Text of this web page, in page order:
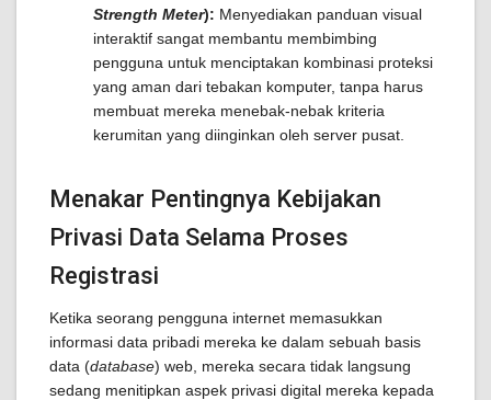
Strength Meter): Menyediakan panduan visual
interaktif sangat membantu membimbing
pengguna untuk menciptakan kombinasi proteksi
yang aman dari tebakan komputer, tanpa harus
membuat mereka menebak-nebak kriteria
kerumitan yang diinginkan oleh server pusat.
Menakar Pentingnya Kebijakan
Privasi Data Selama Proses
Registrasi
Ketika seorang pengguna internet memasukkan
informasi data pribadi mereka ke dalam sebuah basis
data (database) web, mereka secara tidak langsung
sedang menitipkan aspek privasi digital mereka kepada